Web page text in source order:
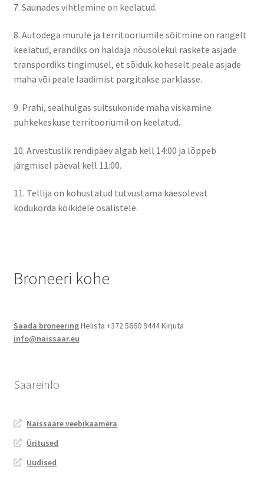
Sadama galerii
Saunad
Saunamaja
Tegevused
Dresiinisõidud
Matkarajad
Rattamatk
Catering
7. Saunades vihtlemine on keelatud.
8. Autodega murule ja territooriumile sõitmine on rangelt
keelatud, erandiks on haldaja nõusolekul raskete asjade
transpordiks tingimusel, et sõiduk koheselt peale asjade
maha või peale laadimist pargitakse parklasse.
9. Prahi, sealhulgas suitsukonide maha viskamine
puhkekeskuse territooriumil on keelatud.
10. Arvestuslik rendipäev algab kell 14:00 ja lõppeb
järgmisel päeval kell 11:00.
11. Tellija on kohustatud tutvustama käesolevat
kodukorda kõikidele osalistele.
Broneeri kohe
Saada broneeringHelista +372 5660 9444 Kirjuta
info@naissaar.eu
Saareinfo
Naissaare veebikaamera
Üritused
Uudised